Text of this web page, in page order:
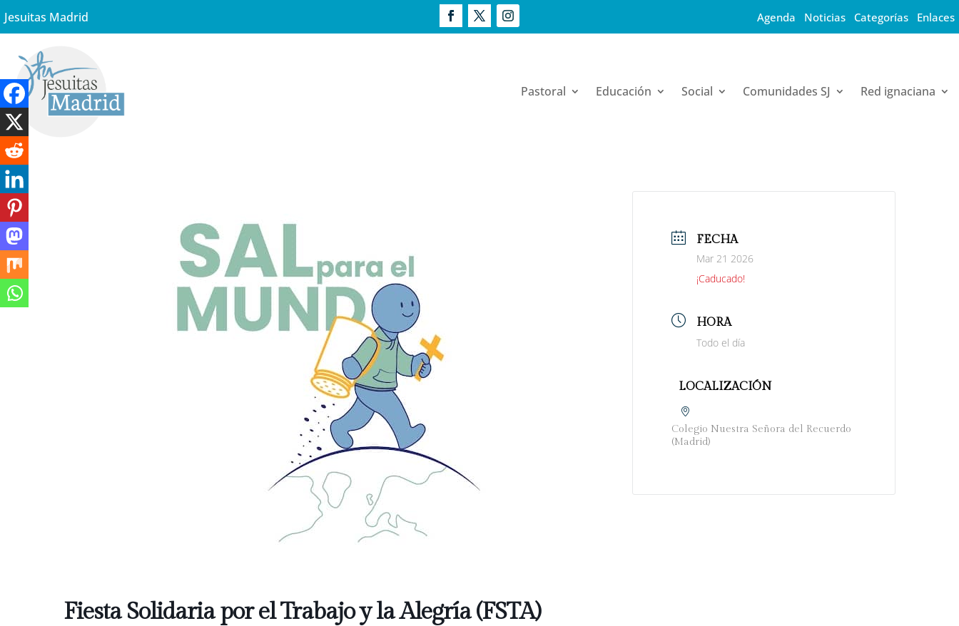
Jesuitas Madrid Agenda Noticias Categorías Enlaces
Pastoral Educación Social Comunidades SJ Red ignaciana
Fiesta Solidaria por el Trabajo y la Alegría (FSTA)
FECHA
Mar 21 2026
¡Caducado!
HORA
Todo el día
LOCALIZACIÓN
Colegio Nuestra Señora del Recuerdo
(Madrid)